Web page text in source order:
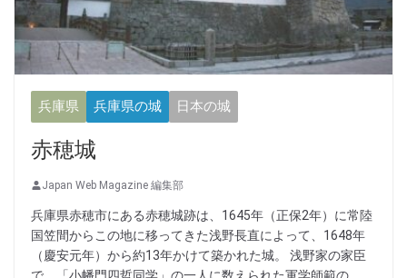
兵庫県 兵庫県の城 日本の城
赤穂城
Japan Web Magazine 編集部
兵庫県赤穂市にある赤穂城跡は、1645年（正保2年）に常陸
国笠間からこの地に移ってきた浅野長直によって、1648年
（慶安元年）から約13年かけて築かれた城。 浅野家の家臣
で、「小幡門四哲同学」の一人に数えられた軍学師範の